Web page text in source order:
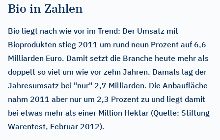
Bio in Zahlen
Bio liegt nach wie vor im Trend: Der Umsatz mit
Bioprodukten stieg 2011 um rund neun Prozent auf 6,6
Milliarden Euro. Damit setzt die Branche heute mehr als
doppelt so viel um wie vor zehn Jahren. Damals lag der
Jahresumsatz bei "nur" 2,7 Milliarden. Die Anbaufläche
nahm 2011 aber nur um 2,3 Prozent zu und liegt damit
bei etwas mehr als einer Million Hektar (Quelle: Stiftung
Warentest, Februar 2012).